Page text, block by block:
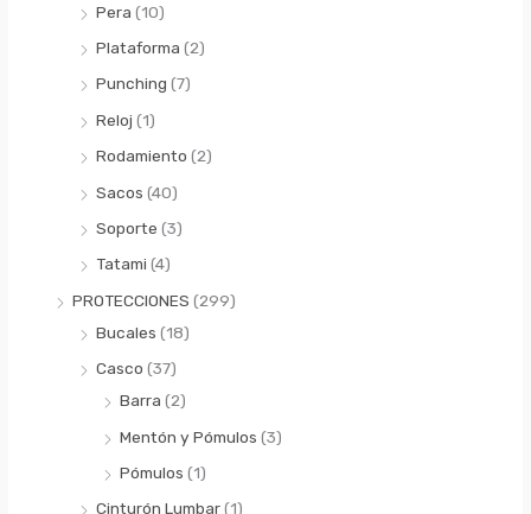
Pera (10)
Plataforma (2)
Punching (7)
Reloj (1)
Rodamiento (2)
Sacos (40)
Soporte (3)
Tatami (4)
PROTECCIONES (299)
Bucales (18)
Casco (37)
Barra (2)
Mentón y Pómulos (3)
Pómulos (1)
Cinturón Lumbar(1)